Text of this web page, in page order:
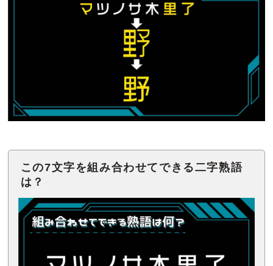
この7文字を組み合わせてできる二字熟語
は？